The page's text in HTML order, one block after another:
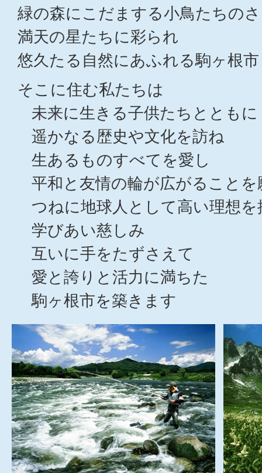
緑の森にこだまする小鳥たちの
満天の星たちに彩られ
悠久たる自然にあふれる駒ヶ根市
そこに住む私たちは
未来に生きる子供たちとともに
遥かなる歴史や文化を訪ね
生あるものすべてを愛し
平和と友情の輪が広がることを
つねに地球人として高い理想を
学びあい慈しみ
互いに手をたずさえて
愛と誇りと活力に満ちた
駒ヶ根市を築きます